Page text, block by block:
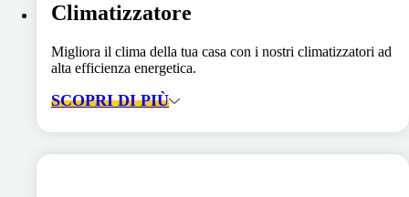
Climatizzatore
Migliora il clima della tua casa con i nostri climatizzatori ad
alta efficienza energetica.
SCOPRI DI PIÙ